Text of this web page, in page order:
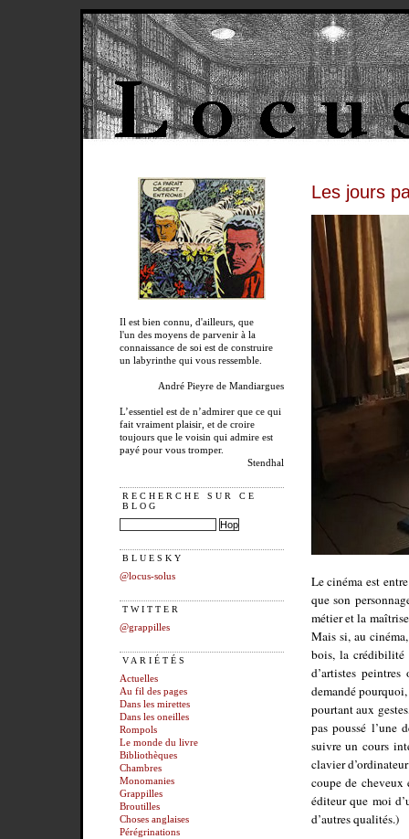
Il est bien connu, d'ailleurs, que
l'un des moyens de parvenir à la
connaissance de soi est de construire
un labyrinthe qui vous ressemble.
André Pieyre de Mandiargues
L’essentiel est de n’admirer que ce qui
fait vraiment plaisir, et de croire
toujours que le voisin qui admire est
payé pour vous tromper.
Stendhal
RECHERCHE SUR CE
BLOG
BLUESKY
@locus-solus
TWITTER
@grappilles
VARIÉTÉS
Actuelles
Au fil des pages
Dans les mirettes
Dans les oneilles
Rompols
Le monde du livre
Bibliothèques
Chambres
Monomanies
Grappilles
Broutilles
Choses anglaises
Pérégrinations
Les jours
Le cinéma est
que son
métier et la
Mais si, au
bois, la crédibilité
d’artistes
demandé
pourtant aux
pas poussé l’une
suivre un cours
clavier
coupe de
éditeur que moi
d’autres qualités.)